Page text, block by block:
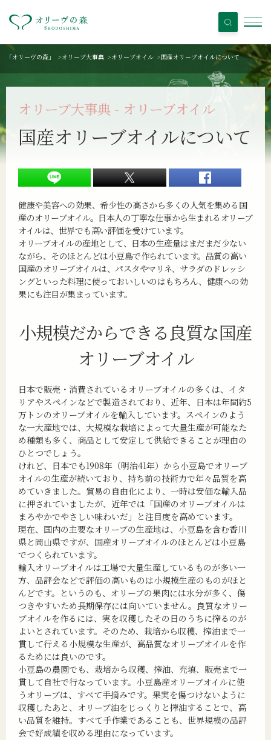
「オリーヴの森」 >オリーブ大事典 >オリーブオイル >国産オリーブオイルについて
オリーブ大事典 - オリーブオイル
国産オリーブオイルについて
健康や美容への効果、希少性の高さから多くの人気を集める国
産のオリーブオイル。日本人の丁寧な仕事から生まれるオリーブ
オイルは、世界でも高い評価を受けています。
オリーブオイルの産地として、日本の生産量はまだまだ少ない
ながら、そのほとんどは小豆島で作られています。品質の高い
国産のオリーブオイルは、パスタやマリネ、サラダのドレッシ
ングといった料理に使っておいしいのはもちろん、健康への効
果にも注目が集まっています。
小規模だからできる良質な国産
オリーブオイル
日本で販売・消費されているオリーブオイルの多くは、イタ
リアやスペインなどで製造されており、近年、日本は年間約5
万トンのオリーブオイルを輸入しています。スペインのよう
な一大産地では、大規模な栽培によって大量生産が可能なた
め種類も多く、商品として安定して供給できることが理由の
ひとつでしょう。
けれど、日本でも1908年（明治41年）から小豆島でオリーブ
オイルの生産が続いており、持ち前の技術力で年々品質を高
めていきました。貿易の自由化により、一時は安価な輸入品
に押されていましたが、近年では「国産のオリーブオイルは
まろやかでやさしい味わいだ」と注目度を高めています。
現在、国内の主要なオリーブの生産地は、小豆島を含む香川
県と岡山県ですが、国産オリーブオイルのほとんどは小豆島
でつくられています。
輸入オリーブオイルは工場で大量生産しているものが多い一
方、品評会などで評価の高いものは小規模生産のものがほと
んどです。というのも、オリーブの果肉には水分が多く、傷
つきやすいため長期保存には向いていません。良質なオリー
ブオイルを作るには、実を収穫したその日のうちに搾るのが
よいとされています。そのため、栽培から収穫、搾油まで一
貫して行える小規模な生産が、高品質なオリーブオイルを作
るためには良いのです。
小豆島の農園でも、栽培から収穫、搾油、充填、販売まで一
貫して自社で行なっています。小豆島産オリーブオイルに使
うオリーブは、すべて手摘みです。果実を傷つけないように
収穫したあと、オリーブ油をじっくりと搾油することで、高
い品質を維持。すべて手作業であることも、世界規模の品評
会で好成績を収める理由になっています。